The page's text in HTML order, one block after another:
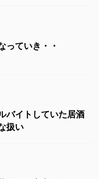
っていき・・
バイトしていた居酒
扱い